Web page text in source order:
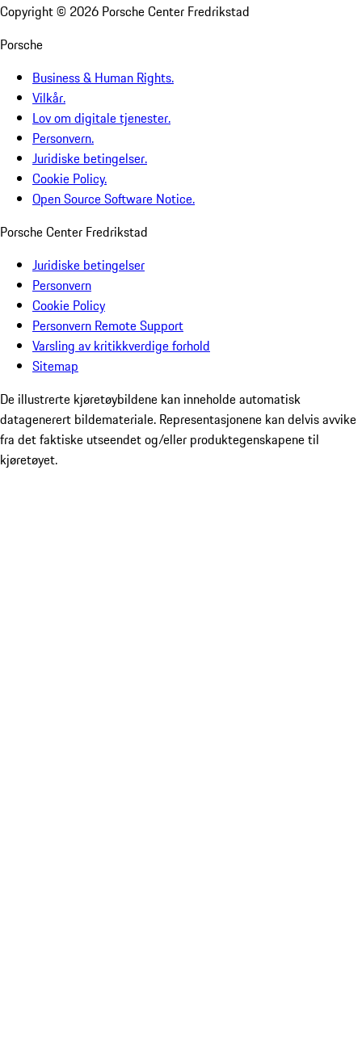
Copyright © 2026 Porsche Center Fredrikstad
Porsche
Business & Human Rights.
Vilkår.
Lov om digitale tjenester.
Personvern.
Juridiske betingelser.
Cookie Policy.
Open Source Software Notice.
Porsche Center Fredrikstad
Juridiske betingelser
Personvern
Cookie Policy
Personvern Remote Support
Varsling av kritikkverdige forhold
Sitemap
De illustrerte kjøretøybildene kan inneholde automatisk
datagenerert bildemateriale. Representasjonene kan delvis avvike
fra det faktiske utseendet og/eller produktegenskapene til
kjøretøyet.